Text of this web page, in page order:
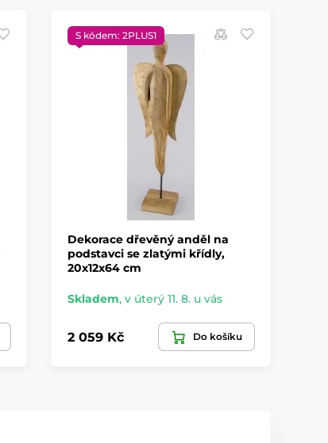
S kódem: 2PLUS1
Dekorace dřevěný anděl na
podstavci se zlatými křídly,
20x12x64 cm
Skladem, v úterý 11. 8. u vás
2 059 Kč Do košíku